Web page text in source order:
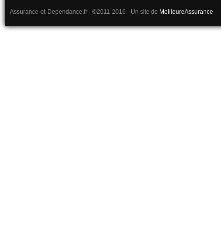
Assurance-et-Dependance.fr - ©2011-2016 - Un site de MeilleureAssurance